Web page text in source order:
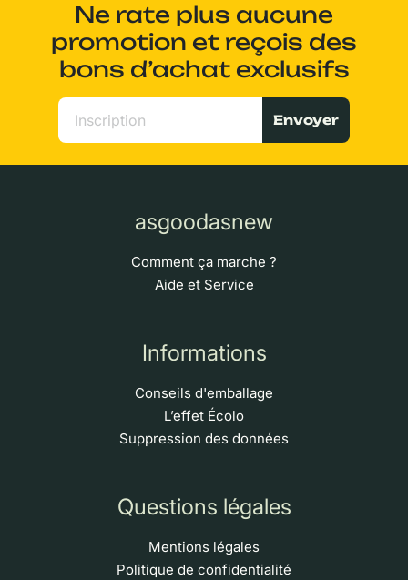
Ne rate plus aucune
promotion et reçois des
bons d’achat exclusifs
Envoyer
asgoodasnew
Comment ça marche ?
Aide et Service
Informations
Conseils d'emballage
L’effet Écolo
Suppression des données
Questions légales
Mentions légales
Politique de confidentialité